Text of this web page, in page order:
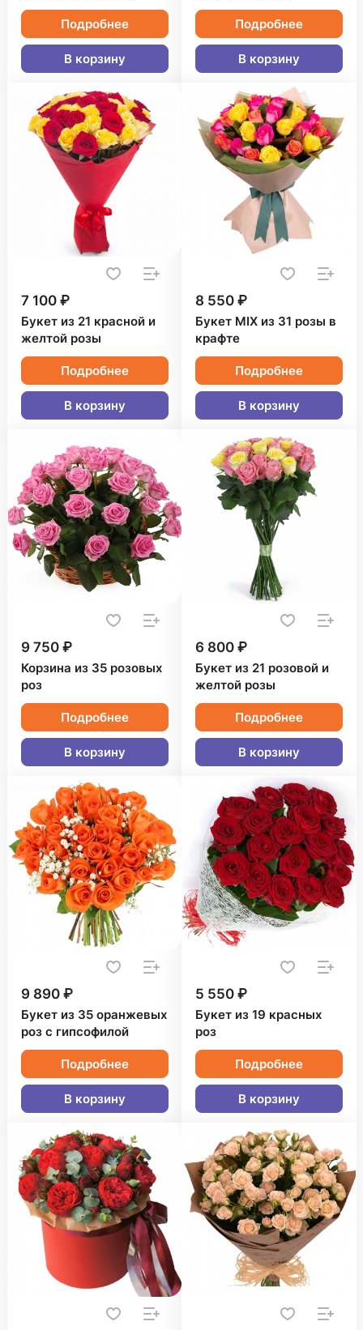
Подробнее
В корзину
Подробнее
В корзину
7 100 ₽
Букет из 21 красной и
желтой розы
Подробнее
В корзину
8 550 ₽
Букет MIX из 31 розы в
крафте
Подробнее
В корзину
9 750 ₽
Корзина из 35 розовых
роз
Подробнее
В корзину
6 800 ₽
Букет из 21 розовой и
желтой розы
Подробнее
В корзину
9 890 ₽
Букет из 35 оранжевых
роз с гипсофилой
Подробнее
В корзину
5 550 ₽
Букет из 19 красных
роз
Подробнее
В корзину